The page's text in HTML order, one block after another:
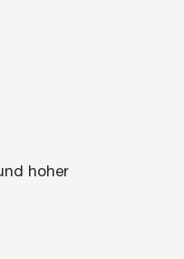
hoher